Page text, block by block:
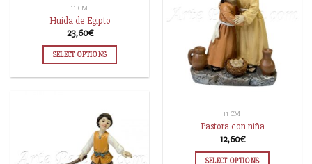
11 CM
Huida de Egipto
23,60€
SELECT OPTIONS
11 CM
Pastora con niña
12,60€
SELECT OPTIONS